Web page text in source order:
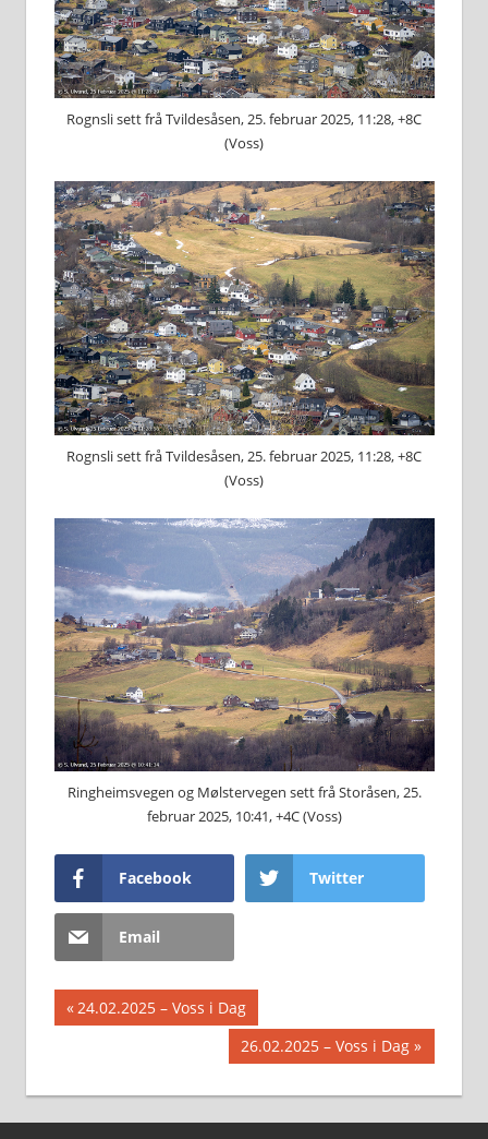
Rognsli sett frå Tvildesåsen, 25. februar 2025, 11:28, +8C
(Voss)
Rognsli sett frå Tvildesåsen, 25. februar 2025, 11:28, +8C
(Voss)
Ringheimsvegen og Mølstervegen sett frå Storåsen, 25.
februar 2025, 10:41, +4C (Voss)
Facebook Twitter
Email
Innleggsnavigasjon
Previous
Post:
24.02.2025 – Voss i Dag
Next
Post:
26.02.2025 – Voss i Dag